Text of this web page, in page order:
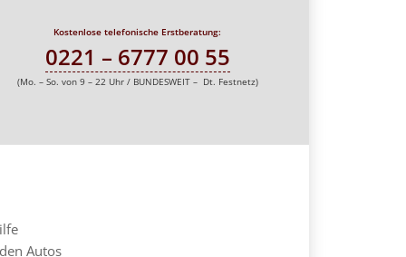
Kostenlose telefonische Erstberatung:
0221 – 6777 00 55
(Mo. – So. von 9 – 22 Uhr / BUNDESWEIT – Dt. Festnetz)
Autos